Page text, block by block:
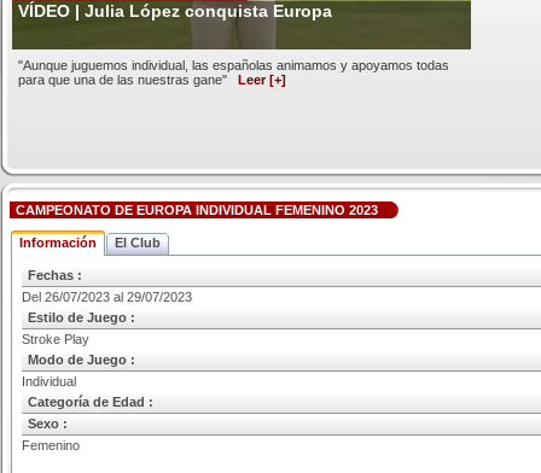
VÍDEO | Julia López conquista Europa
"Aunque juguemos individual, las españolas animamos y apoyamos todas
para que una de las nuestras gane" Leer [+]
CAMPEONATO DE EUROPA INDIVIDUAL FEMENINO 2023
Información El Club
Fechas :
Del 26/07/2023 al 29/07/2023
Estilo de Juego :
Stroke Play
Modo de Juego :
Individual
Categoría de Edad :
Sexo :
Femenino